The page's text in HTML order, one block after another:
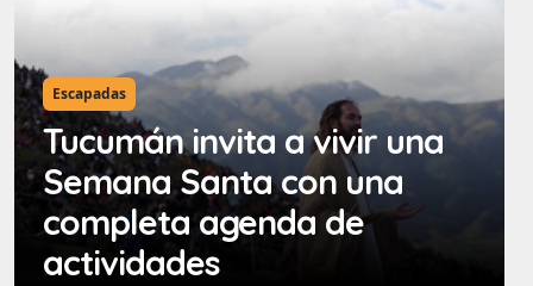
Escapadas
Tucumán invita a vivir una
Semana Santa con una
completa agenda de
actividades